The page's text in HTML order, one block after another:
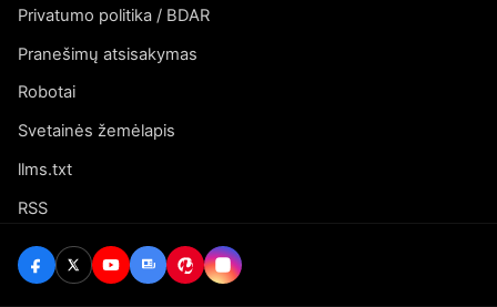
Privatumo politika / BDAR
Pranešimų atsisakymas
Robotai
Svetainės žemėlapis
llms.txt
RSS